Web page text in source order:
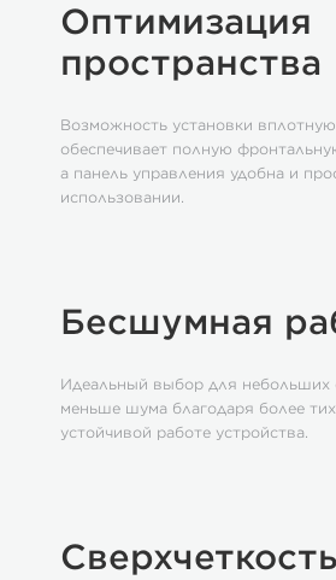
Оптимизация
пространства
Возможность установки вплотную
обеспечивает полную
а панель управления удобна и
использовании.
Бесшумная
Идеальный выбор для небольших
меньше шума благодаря более
устойчивой работе устройства.
Сверхчеткость